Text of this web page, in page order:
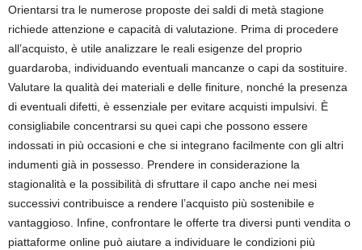
Orientarsi tra le numerose proposte dei saldi di metà stagione
richiede attenzione e capacità di valutazione. Prima di procedere
all’acquisto, è utile analizzare le reali esigenze del proprio
guardaroba, individuando eventuali mancanze o capi da sostituire.
Valutare la qualità dei materiali e delle finiture, nonché la presenza
di eventuali difetti, è essenziale per evitare acquisti impulsivi. È
consigliabile concentrarsi su quei capi che possono essere
indossati in più occasioni e che si integrano facilmente con gli altri
indumenti già in possesso. Prendere in considerazione la
stagionalità e la possibilità di sfruttare il capo anche nei mesi
successivi contribuisce a rendere l’acquisto più sostenibile e
vantaggioso. Infine, confrontare le offerte tra diversi punti vendita o
piattaforme online può aiutare a individuare le condizioni più